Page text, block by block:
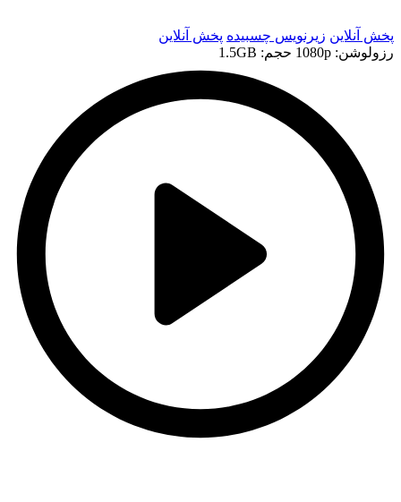
پخش آنلاین زیرنویس چسبیده پخش آنلاین
رزولوشن: 1080p
حجم: 1.5GB